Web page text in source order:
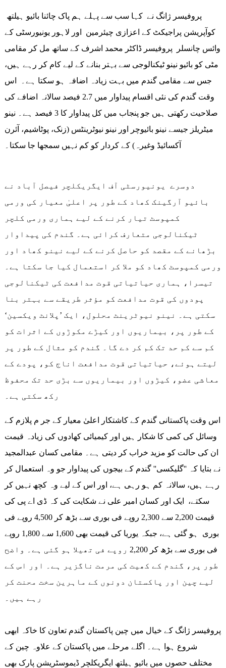
کوآپریشن پراجیکٹ کے اعزازی چیئرمین اور لاہور یونیورسٹی کے
وائس چانسلر پروفیسر ڈاکٹر محمد اشرف کے ساتھ مل کر مقامی
مٹی کو بائیو نینو ٹیکنالوجی سے بہتر بنانے کے لیے کام کر رہے ہیں،
جس سے مقامی گندم میں بہت زیادہ اضافہ ہو سکتا ہے۔ اس
وقت گندم کی نئی اقسام پیداوار میں 2.7 فیصد سالانہ اضافے کی
صلاحیت رکھتی ہیں جو پنجاب میں کل پیداوار کا 3 فیصد ہے۔ نینو
میٹریلز جیسے نینو بائیوچر اور نینو نیوٹرینٹس (زنک، پوٹاشیم، آئرن
آکسائیڈ وغیرہ) کے کردار کو کم نہیں سمجھا جا سکتا۔
دوسرے یونیورسٹی آف ایگریکلچر فیصل آباد نے
بائیو آرگینک کھاد کے طور پر اعلیٰ معیار کی ورمی
کمپوسٹ تیار کرنے کے لیے ہماری ورمی کلچر
ٹیکنالوجی متعارف کرائی ہے۔ گندم کی پیداوار
بڑھانے کے مقصد کو حاصل کرنے کے لیے نینو کھاد اور
ورمی کمپوسٹ کھاد کو ملا کر استعمال کیا جا سکتا ہے۔
تیسرا، ہماری حیاتیاتی قوت مدافعت کی ٹیکنالوجی
پودوں کی قوت مدافعت کو مؤثر طریقے سے بہتر بنا
سکتی ہے۔ نینو نیوٹرینٹ محلول، ایک ’پلانٹ ویکسین‘
کے طور پر، بیماریوں اور کیڑے مکوڑوں کے اثرات کو
کم سے کم حد تک کم کر دے گا۔ گندم کو مثال کے طور پر
لیتے ہوئے، حیاتیاتی قوت مدافعت اناج کو، پودے کے
معاشی عضو، کیڑوں اور بیماریوں سے بڑی حد تک محفوظ
اس وقت پاکستانی گندم کے کاشتکار اعلیٰ معیار کے جر م پلازم کے
وسائل کی کمی کا شکار ہیں اور کیمیائی کھادوں کی زیادہ قیمت
ان کی حالت کو مزید خراب کر دیتی ہے۔ مقامی کسان عبدالمجید
نے بتایا کہ ''گلیکسی'' گندم کے بیجوں کی پیداوار جو وہ استعمال کر
رہے ہیں، سالانہ کم ہو رہی ہے، اور اس کے لیے وہ کچھ نہیں کر
سکتے، ایک اور کسان امیر علی نے شکایت کی کہ ڈی اے پی کی
قیمت 2,200 سے 2,300 روپے فی بوری سے بڑھ کر 4,500 روپے فی
بوری ہو گئی ہے، جبکہ یوریا کی قیمت بھی 1,600 سے 1,800 روپے
فی بوری سے بڑھ کر 2,200 روپے فی تھیلا ہو گئی ہے۔ واضح
طور پر، گندم کے کھیت کی مرمت ناگزیر ہے۔ اور اس کے
لیے چین اور پاکستان دونوں کے ماہرین سخت محنت کر
رہے ہیں۔
پروفیسر ژانگ کے خیال میں چین پاکستان گندم تعاون کا خاکہ ابھی
شروع ہوا ہے۔ اگلے مرحلے میں پاکستان کے علاوہ چین کے
مختلف حصوں میں بائیو ہیلتھ ایگریکلچر ڈیموسٹریشن پارک بھی